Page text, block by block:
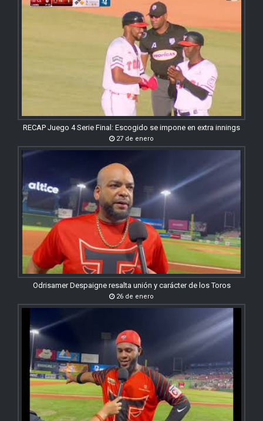
RECAP Juego 4 Serie Final: Escogido se impone en extra innings
27 de enero
Odrisamer Despaigne resalta unión y carácter de los Toros
26 de enero